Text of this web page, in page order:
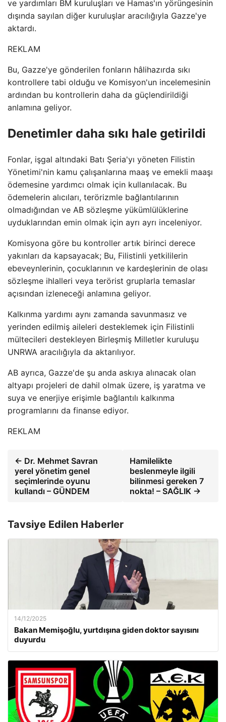
ve yardımları BM kuruluşları ve Hamas'ın yörüngesinin
dışında sayılan diğer kuruluşlar aracılığıyla Gazze'ye
aktardı.
REKLAM
Bu, Gazze'ye gönderilen fonların hâlihazırda sıkı
kontrollere tabi olduğu ve Komisyon'un incelemesinin
ardından bu kontrollerin daha da güçlendirildiği
anlamına geliyor.
Denetimler daha sıkı hale getirildi
Fonlar, işgal altındaki Batı Şeria'yı yöneten Filistin
Yönetimi'nin kamu çalışanlarına maaş ve emekli maaşı
ödemesine yardımcı olmak için kullanılacak. Bu
ödemelerin alıcıları, terörizmle bağlantılarının
olmadığından ve AB sözleşme yükümlülüklerine
uyduklarından emin olmak için ayrı ayrı inceleniyor.
Komisyona göre bu kontroller artık birinci derece
yakınları da kapsayacak; Bu, Filistinli yetkililerin
ebeveynlerinin, çocuklarının ve kardeşlerinin de olası
sözleşme ihlalleri veya terörist gruplarla temaslar
açısından izleneceği anlamına geliyor.
Kalkınma yardımı aynı zamanda savunmasız ve
yerinden edilmiş aileleri desteklemek için Filistinli
mültecileri destekleyen Birleşmiş Milletler kuruluşu
UNRWA aracılığıyla da aktarılıyor.
AB ayrıca, Gazze'de şu anda askıya alınacak olan
altyapı projeleri de dahil olmak üzere, iş yaratma ve
suya ve enerjiye erişimle bağlantılı kalkınma
programlarını da finanse ediyor.
REKLAM
← Dr. Mehmet Savran
yerel yönetim genel
seçimlerinde oyunu
kullandı – GÜNDEM
Hamilelikte
beslenmeyle ilgili
bilinmesi gereken 7
nokta! – SAĞLIK →
Tavsiye Edilen Haberler
14/12/2025
Bakan Memişoğlu, yurtdışına giden doktor sayısını
duyurdu